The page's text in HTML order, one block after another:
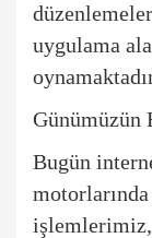
uygulama
Günümüzün
Bugün
motorlarında